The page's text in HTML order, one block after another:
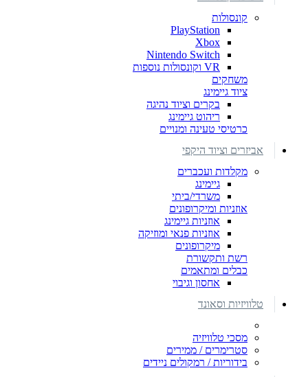
קונסולות
PlayStation
Xbox
Nintendo Switch
VR וקונסולות נוספות
משחקים
ציוד גיימינג
בקרים וציוד נהיגה
ריהוט גיימינג
כרטיסי טעינה ומנויים
אביזרים וציוד היקפי
מקלדות ועכברים
גיימינג
משרדי/ביתי
אוזניות ומיקרופונים
אוזניות גיימינג
אוזניות פנאי ומוזיקה
מיקרופונים
רשת ותקשורת
כבלים ומתאמים
אחסון וגיבוי
טלוויזיות וסאונד
מסכי טלוויזיה
סטרימרים / ממירים
בידוריות / רמקולים ניידים